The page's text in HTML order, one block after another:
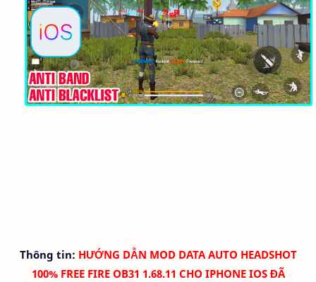
Thông tin: HƯỚNG DẪN MOD DATA AUTO HEADSHOT
100% FREE FIRE OB31 1.68.11 CHO IPHONE IOS ĐÃ